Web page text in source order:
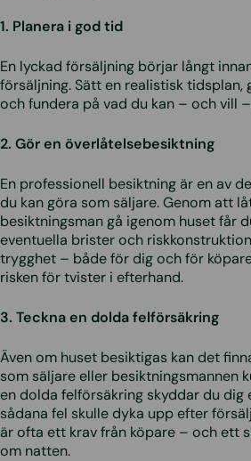
1. Planera i god tid
En lyckad försäljning börjar långt
försäljning. Sätt en realistisk tidsplan,
och fundera på vad du kan – och vill
2. Gör en överlåtelsebesiktning
En professionell besiktning är en av
du kan göra som säljare. Genom att
besiktningsman gå igenom huset får
eventuella brister och
trygghet – både för dig och för
risken för tvister i efterhand.
3. Teckna en dolda felförsäkring
Även om huset besiktigas kan det
som säljare eller besiktningsmannen
en dolda felförsäkring skyddar du dig
sådana fel skulle dyka upp efter
är ofta ett krav från köpare – och ett
om natten.